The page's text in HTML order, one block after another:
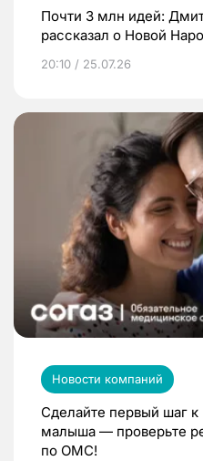
Почти 3 млн идей:
рассказал о Новой
20:10 / 25.07.26
Новости компаний
Сделайте первый шаг
малыша — проверьте
по ОМС!